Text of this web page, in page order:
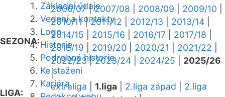
Základní údaje
Vedení a kontakty
Logo
Historie
Podrobná historie
Ke stažení
Kariéra
SEZONA:
2006/07|2007/08 2008/09 2009/10
2010/11|2011/12 2012/13 2013/14
2014/15
2015/16 2016/17 2017/18
2018/19
2019/20 2020/21 2021/22
2022/23|2023/24 2024/25
2025/26
|
LIGA:
extraliga 1.liga 2.liga západ
2.liga